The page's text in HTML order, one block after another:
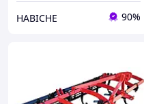
НАВІСНЕ 90%